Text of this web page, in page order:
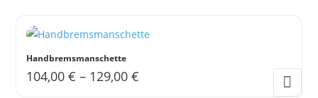
mehrere
Varianten
auf.
Handbremsmanschette
104,00€ – 129,00€